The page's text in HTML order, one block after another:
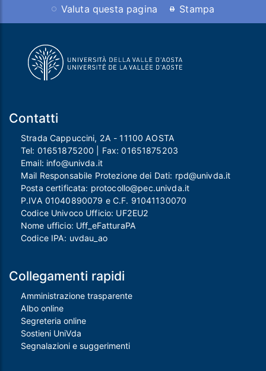
Valuta questa pagina Stampa
Contatti
Strada Cappuccini, 2A - 11100 AOSTA
Tel: 01651875200 | Fax:01651875203
Email: info@univda.it
Mail Responsabile Protezione dei Dati: rpd@univda.it
Posta certificata: protocollo@pec.univda.it
P.IVA 01040890079 e C.F. 91041130070
Codice Univoco Ufficio: UF2EU2
Nome ufficio: Uff_eFatturaPA
Codice IPA: uvdau_ao
Collegamenti rapidi
Amministrazione trasparente
Albo online
Segreteria online
Sostieni UniVda
Segnalazioni e suggerimenti